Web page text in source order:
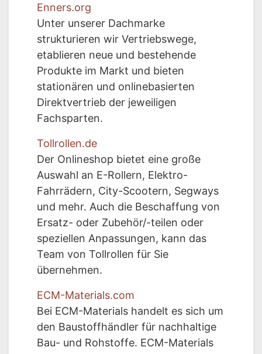
Enners.org
Unter unserer Dachmarke
strukturieren wir Vertriebswege,
etablieren neue und bestehende
Produkte im Markt und bieten
stationären und onlinebasierten
Direktvertrieb der jeweiligen
Fachsparten.
Tollrollen.de
Der Onlineshop bietet eine große
Auswahl an E-Rollern, Elektro-
Fahrrädern, City-Scootern, Segways
und mehr. Auch die Beschaffung von
Ersatz- oder Zubehör/-teilen oder
speziellen Anpassungen, kann das
Team von Tollrollen für Sie
übernehmen.
ECM-Materials.com
Bei ECM-Materials handelt es sich um
den Baustoffhändler für nachhaltige
Bau- und Rohstoffe. ECM-Materials